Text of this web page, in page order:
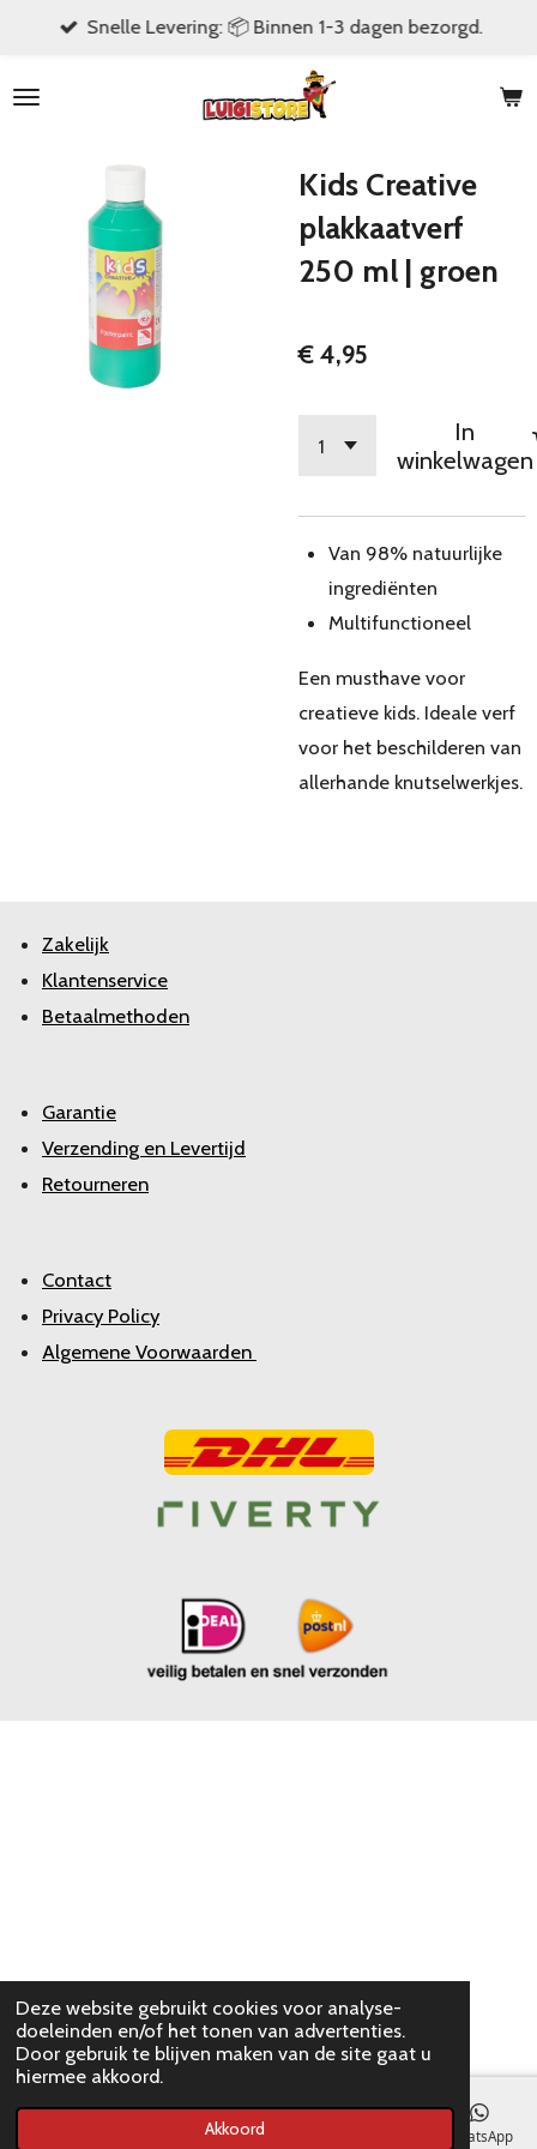
Deze website gebruikt cookies voor analyse-
doeleinden en/of het tonen van advertenties.
Door gebruik te blijven maken van de site gaat u
hiermee akkoord.
Akkoord
naar
hoofdinhoud
Snelle Levering: 📦 Binnen 1-3 dagen bezorgd.
Kids Creative
plakkaatverf
250 ml | groen
€ 4,95
In
winkelwagen
Van 98% natuurlijke
ingrediënten
Multifunctioneel
Een musthave voor
creatieve kids. Ideale verf
voor het beschilderen van
allerhande knutselwerkjes.
Zakelijk
Klantenservice
Betaalmethoden
Garantie
Verzending en Levertijd
Retourneren
Contact
Privacy Policy
Algemene Voorwaarden
E-mailadres WhatsApp